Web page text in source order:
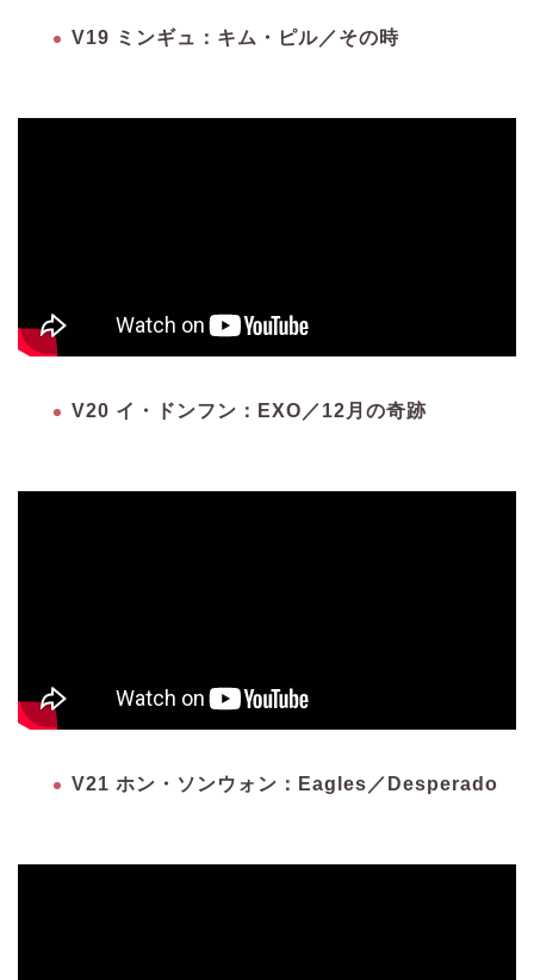
V19 ミンギュ：キム・ピル／その時
V20 イ・ドンフン：EXO／12月の奇跡
V21 ホン・ソンウォン：Eagles／Desperado